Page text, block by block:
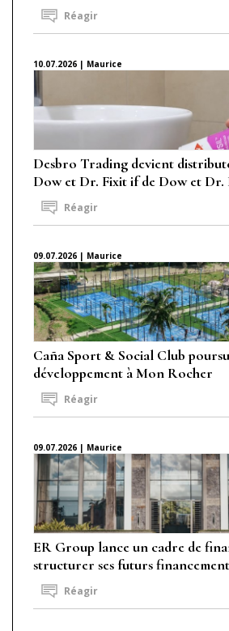
Réagir
10.07.2026 | Maurice
Desbro Trading devient
Dow et Dr. Fixit if de Dow et Dr.
Réagir
09.07.2026 | Maurice
Caña Sport & Social Club
développement à Mon Rocher
Réagir
09.07.2026 | Maurice
ER Group lance un cadre de
structurer ses futurs
Réagir